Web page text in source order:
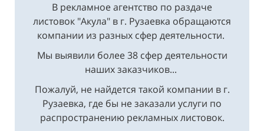
В рекламное агентство по раздаче
листовок "Акула" в г. Рузаевка обращаются
компании из разных сфер деятельности.
Мы выявили более 38 сфер деятельности
наших заказчиков...
Пожалуй, не найдется такой компании в г.
Рузаевка, где бы не заказали услуги по
распространению рекламных листовок.